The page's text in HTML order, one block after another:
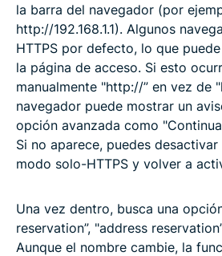
la barra del navegador (por
http://192.168.1.1). Algunos
HTTPS por defecto, lo que
la página de acceso. Si esto
manualmente "http://” en vez de
navegador puede mostrar un
opción avanzada como
Si no aparece, puedes
modo solo-HTTPS y volver a
Una vez dentro, busca una
reservation”, "address
Aunque el nombre cambie, la